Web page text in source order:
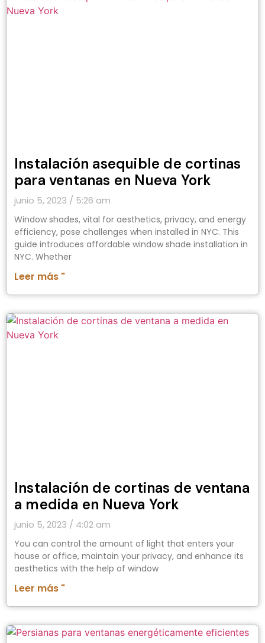
Instalación asequible de cortinas
para ventanas en Nueva York
junio 5, 2023 5:26 am
Window shades, vital for aesthetics, privacy, and energy
efficiency, pose challenges when installed in NYC. This
guide introduces affordable window shade installation in
NYC. Whether
Leer más "
Instalación de cortinas de ventana
a medida en Nueva York
junio 5, 2023 4:02 am
You can control the amount of light that enters your
house or office, maintain your privacy, and enhance its
aesthetics with the help of window
Leer más "